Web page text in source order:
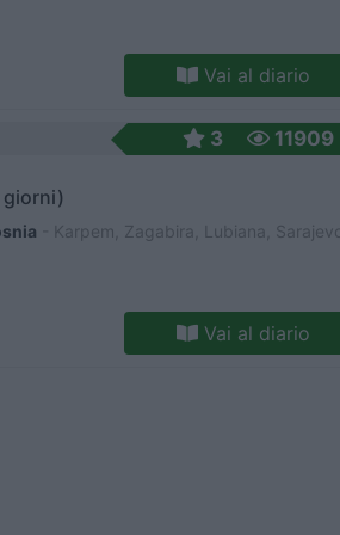
Vai al diario
3 11909
- Karpem, Zagabira, Lubiana,
Vai al diario